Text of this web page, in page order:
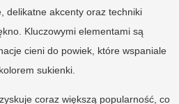
delikatne akcenty oraz techniki
Kluczowymi elementami są
cieni do powiek, które wspaniale
sukienki.
coraz większą popularność, co